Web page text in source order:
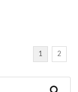
1 2